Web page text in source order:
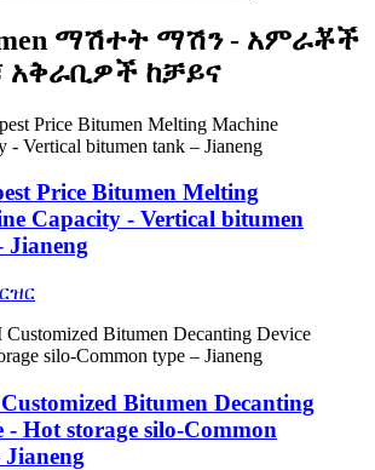
ማሽተት ማሽን - አምራቾች
አቅራቢዎች ከቻይና
Price Bitumen Melting
Capacity - Vertical bitumen
Jianeng
Bitumen Decanting
- Hot storage silo-Common
Jianeng